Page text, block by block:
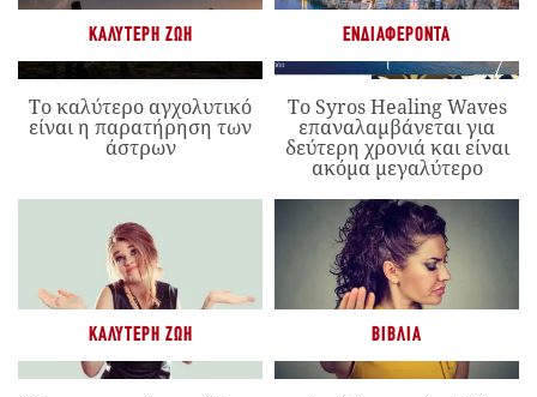
ΚΑΛΎΤΕΡΗ ΖΩΉ
Το καλύτερο αγχολυτικό
είναι η παρατήρηση των
άστρων
ΕΝΔΙΑΦΈΡΟΝΤΑ
Το Syros Healing Waves
επαναλαμβάνεται για
δεύτερη χρονιά και είναι
ακόμα μεγαλύτερο
ΚΑΛΎΤΕΡΗ ΖΩΉ ΒΙΒΛΊΑ